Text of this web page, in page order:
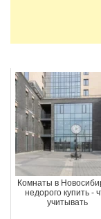
Комнаты в
недорого купить -
учитывать